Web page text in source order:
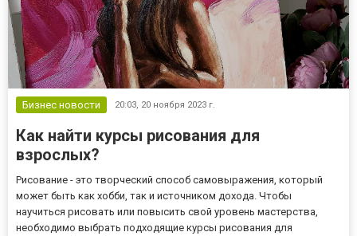
Бизнес новости 20:03, 20 ноября 2023 г.
Как найти курсы рисования для
взрослых?
Рисование - это творческий способ самовыражения, который
может быть как хобби, так и источником дохода. Чтобы
научиться рисовать или повысить свой уровень мастерства,
необходимо выбрать подходящие курсы рисования для